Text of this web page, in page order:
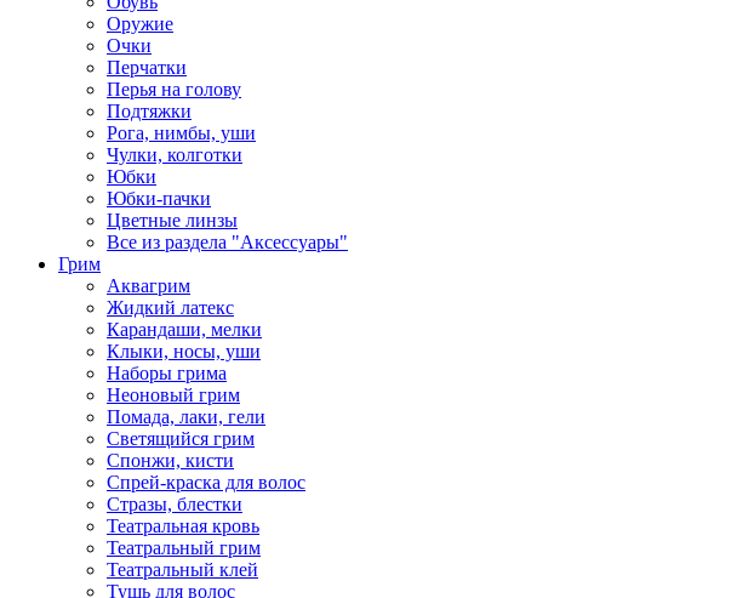
Оружие
Очки
Перчатки
Перья на голову
Подтяжки
Рога, нимбы, уши
Чулки, колготки
Юбки
Юбки-пачки
Цветные линзы
Все из раздела "Аксессуары"
Грим
Аквагрим
Жидкий латекс
Карандаши, мелки
Клыки, носы, уши
Наборы грима
Неоновый грим
Помада, лаки, гели
Светящийся грим
Спонжи, кисти
Спрей-краска для волос
Стразы, блестки
Театральная кровь
Театральный грим
Театральный клей
Тушь для волос